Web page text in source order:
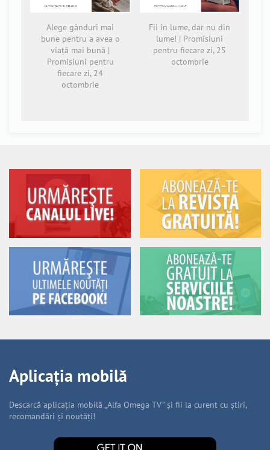
Alege gânduri mai
bune pentru a avea o
viață mai bună |
Promisiuni pentru
fiecare zi, 24
octombrie
Fii în lume, dar nu din
lume! | Promisiuni
pentru fiecare zi, 25
octombrie
Aplicația mobilă
Descarcă aplicația mobilă „Alfa Omega TV” și fii la curent cu știri,
recomandări și noutăți!